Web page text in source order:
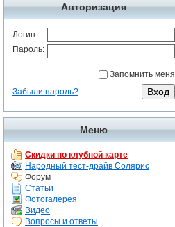
Авторизация
Логин:
Пароль:
Запомнить меня
Забыли пароль?
Меню
Скидки по клубной карте
Народный тест-драйв Солярис
Форум
Статьи
Фотогалерея
Видео
Вопросы и ответы